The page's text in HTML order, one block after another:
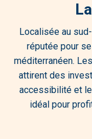
Localisée au
réputée pour
méditerranéen.
attirent des
accessibilité et
idéal pour